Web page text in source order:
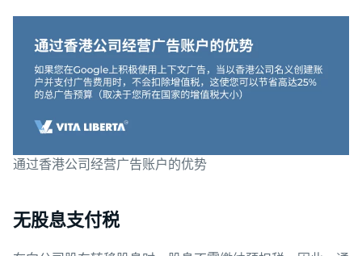
通过香港公司经营广告账户的优势
无股息支付税